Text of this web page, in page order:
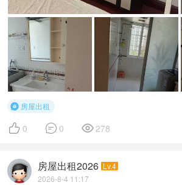
 房屋出租
 0  0 278
房屋出租2026 Lv.4
2026-8-4 11:17